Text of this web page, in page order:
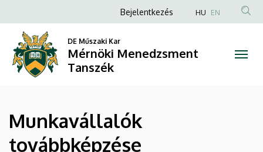
Munkavállalók
továbbképzése
Mérnöki
Menedzsment
Tanszék
a
tartalomra
Anonim
fiók
menüje
Bejelentkezés HU EN
DE Műszaki Kar
Mérnöki Menedzsment
Tanszék
Munkavállalók
továbbképzése